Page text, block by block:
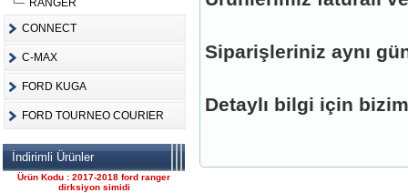
RANGER
CONNECT
C-MAX
FORD KUGA
FORD TOURNEO COURIER
İndirimli Ürünler
komple motor
2017-2018 ford ranger 2.2
komple motor
Ürün Kodu : 2017-2018 ford ranger
dirksiyon simidi
Siparişleriniz aynı
Detaylı bilgi için